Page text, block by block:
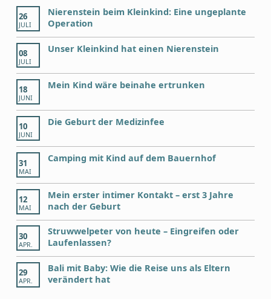
26
JULI
Nierenstein beim Kleinkind: Eine ungeplante
Operation
08
JULI
Unser Kleinkind hat einen Nierenstein
18
JUNI
Mein Kind wäre beinahe ertrunken
10
JUNI
Die Geburt der Medizinfee
31
MAI
Camping mit Kind auf dem Bauernhof
12
MAI
Mein erster intimer Kontakt – erst 3 Jahre
nach der Geburt
30
APR.
Struwwelpeter von heute – Eingreifen oder
Laufenlassen?
29
APR.
Bali mit Baby: Wie die Reise uns als Eltern
verändert hat